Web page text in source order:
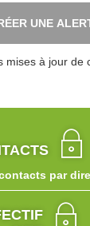
UNE
mises à jour de
par